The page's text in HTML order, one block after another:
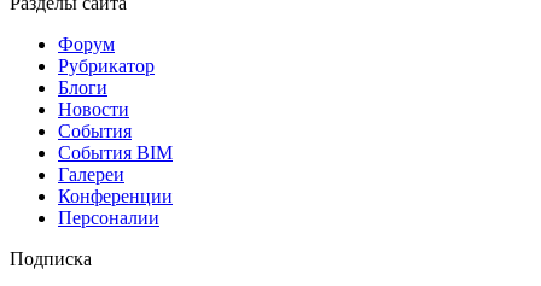
Форум
Рубрикатор
Блоги
Новости
События
События BIM
Галереи
Конференции
Персоналии
Подписка